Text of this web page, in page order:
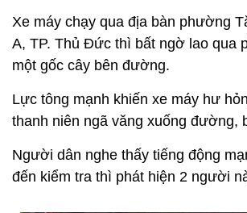
Xe máy chạy qua địa bàn phường
A, TP. Thủ Đức thì bất ngờ lao qua
một gốc cây bên đường.
Lực tông mạnh khiến xe máy hư
thanh niên ngã văng xuống đường,
Người dân nghe thấy tiếng động
đến kiểm tra thì phát hiện 2 người